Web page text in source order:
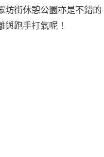
坊街休憩公園亦是不錯的
跑手打氣呢！